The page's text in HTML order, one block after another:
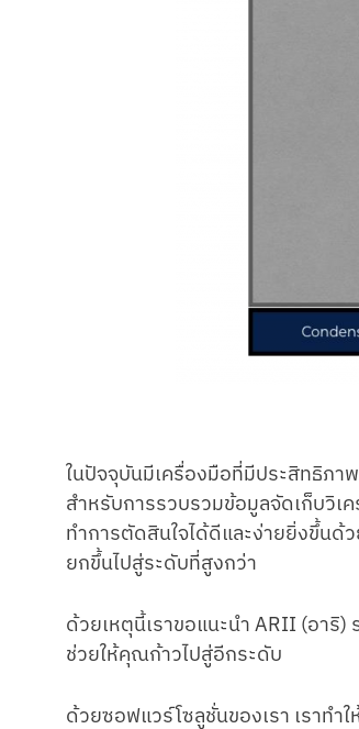
ในปัจจุบันมีเครื่องมือที่มีประสิทธิภา
สำหรับการรวบรวมข้อมูลจัดเก็บวิเ
ทำการตัดสินใจได้ดีและง่ายยิ่งขึ้นด้
ยกขึ้นไปสู่ระดับที่สูงกว่า
ด้วยเหตุนี้เราขอแนะนำ ARII (อาริ
ช่วยให้คุณก้าวไปสู่อีกระดับ
ด้วยซอฟแวร์โซลูชั่นของเรา เราท